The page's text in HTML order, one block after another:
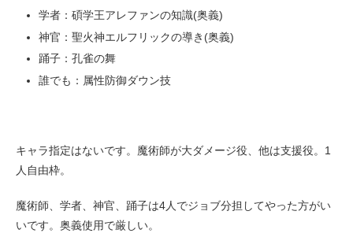
学者：碩学王アレファンの知識(奥義)
神官：聖火神エルフリックの導き(奥義)
踊子：孔雀の舞
誰でも：属性防御ダウン技
キャラ指定はないです。魔術師が大ダメージ役、他は支援役。1
人自由枠。
魔術師、学者、神官、踊子は4人でジョブ分担してやった方がい
いです。奥義使用で厳しい。